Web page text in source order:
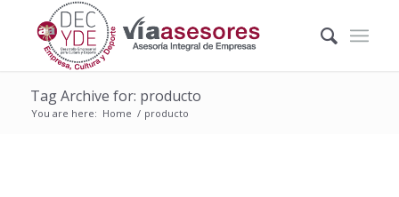
Tag Archive for: producto
You are here: Home / producto